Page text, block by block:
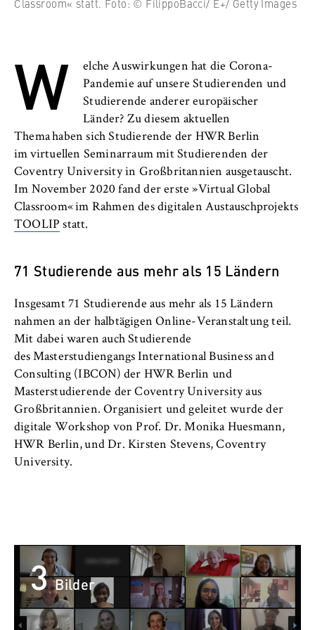
r
l
n
S
c
h
o
o
o
f
E
c
o
n
o
m
i
c
s
a
w
Neuigkeiten
Personen und Kontakte
Formulare
FB 2 Duales Studium
FB 3 Allgemeine Verwaltung
FB 4 Rechtspflege
Sicherheitsmanagement
Berlin Professional School
Internationales
Organisation der Hochschule
Serviceeinrichtungen
Stellenangebote
Classroom« statt. Foto: © FilippoBacci/ E+/ Getty Images
W
elche Auswirkungen hat die Corona-
Pandemie auf unsere Studierenden und
Studierende anderer europäischer
Länder? Zu diesem aktuellen
Thema haben sich Studierende der HWR Berlin
im virtuellen Seminarraum mit Studierenden der
Coventry University in Großbritannien ausgetauscht.
Im November 2020 fand der erste »Virtual Global
Classroom« im Rahmen des digitalen Austauschprojekts
TOOLIP statt.
71 Studierende aus mehr als 15 Ländern
Insgesamt 71 Studierende aus mehr als 15 Ländern
nahmen an der halbtägigen Online-Veranstaltung teil.
Mit dabei waren auch Studierende
des Masterstudiengangs International Business and
Consulting (IBCON) der HWR Berlin und
Masterstudierende der Coventry University aus
Großbritannien. Organisiert und geleitet wurde der
digitale Workshop von Prof. Dr. Monika Huesmann,
HWR Berlin, und Dr. Kirsten Stevens, Coventry
University.
3Bilder
Zweck:
Speichert den Zustimmungsstatus des
Benutzers für Cookies auf der aktuellen
Domäne. Dadurch wird verhindert, dass das
Cookie-Banner bei jedem erneuten Aufruf
der Website wiederholt angezeigt wird.
Cookie Laufzeit:
1 Jahr
TYPO3 Frontend Nutzer
Name:
Anbieter:
Betreiber dieser Website
Zweck:
Dient der Identifizierung der
Browsersitzung für eingeloggte Frontend-
Benutzer (z. B. im geschützten
Mitgliederbereich). Er speichert die
Session-ID und sorgt dafür, dass der Nutzer
während des Besuchs eingeloggt bleibt.
MARKETING
Youtube
Name: